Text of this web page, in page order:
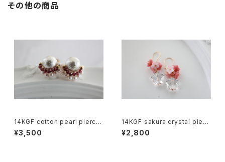
その他の商品
14KGF cotton pearl pierce
[kgf3835]
¥3,500
14KGF sakura crystal pierc
e[kgf0660]
¥2,800